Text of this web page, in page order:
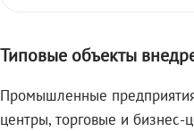
Типовые объекты
Промышленные
центры, торговые и